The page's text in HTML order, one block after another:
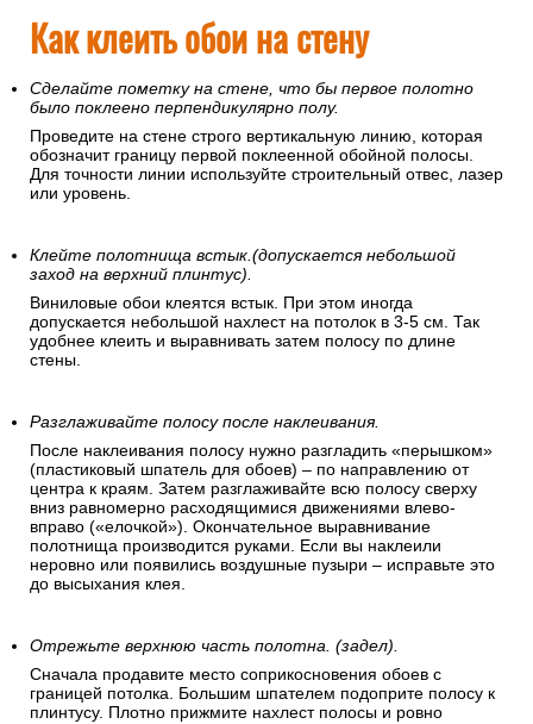
этом желательно использовать отвес или уровень, чтобы
полосы не пошли вкривь. Заканчивать оклеивание нужно в
где часть стены будет скрыта мебелью или занавесками.
Как клеить обои на стену
Проведите на стене строго вертикальную линию, которая
обозначит границу первой поклеенной обойной полосы.
Для точности линии используйте строительный отвес, лазер
или уровень.
Виниловые обои клеятся встык. При этом иногда
допускается небольшой нахлест на потолок в 3-5 см. Так
удобнее клеить и выравнивать затем полосу по длине
стены.
Разглаживайте полосу после наклеивания.
После наклеивания полосу нужно разгладить «перышком»
(пластиковый шпатель для обоев) – по направлению от
вниз равномерно расходящимися движениями влево-
вправо («елочкой»). Окончательное выравнивание
полотнища производится руками. Если вы наклеили
неровно или появились воздушные пузыри – исправьте это
до высыхания клея.